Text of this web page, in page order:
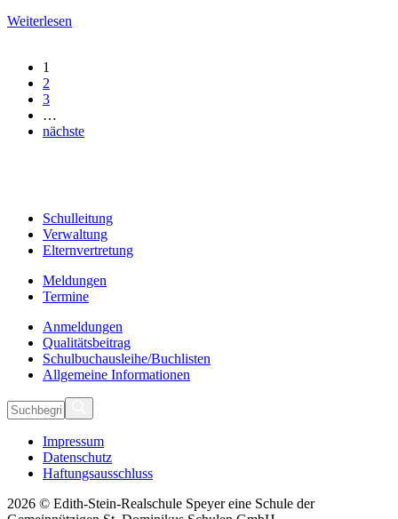
Weiterlesen
1
2
3
…
nächste
Schulleitung
Verwaltung
Elternvertretung
Meldungen
Termine
Anmeldungen
Qualitätsbeitrag
Schulbuchausleihe/Buchlisten
Allgemeine Informationen
Impressum
Datenschutz
Haftungsausschluss
2026 © Edith-Stein-Realschule Speyer eine Schule der